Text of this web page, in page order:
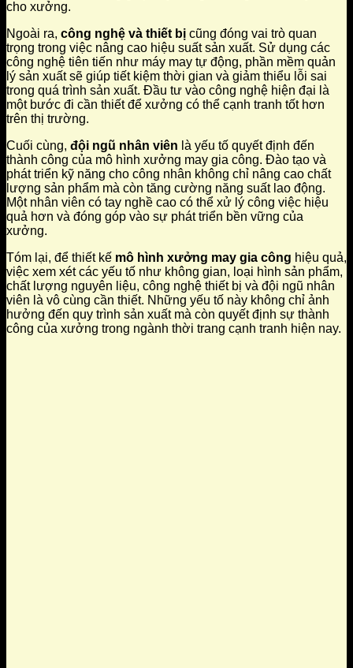
cho xưởng.
Ngoài ra, công nghệ và thiết bị cũng đóng vai trò quan
trọng trong việc nâng cao hiệu suất sản xuất. Sử dụng các
công nghệ tiên tiến như máy may tự động, phần mềm quản
lý sản xuất sẽ giúp tiết kiệm thời gian và giảm thiểu lỗi sai
trong quá trình sản xuất. Đầu tư vào công nghệ hiện đại là
một bước đi cần thiết để xưởng có thể cạnh tranh tốt hơn
trên thị trường.
Cuối cùng, đội ngũ nhân viên là yếu tố quyết định đến
thành công của mô hình xưởng may gia công. Đào tạo và
phát triển kỹ năng cho công nhân không chỉ nâng cao chất
lượng sản phẩm mà còn tăng cường năng suất lao động.
Một nhân viên có tay nghề cao có thể xử lý công việc hiệu
quả hơn và đóng góp vào sự phát triển bền vững của
xưởng.
Tóm lại, để thiết kế mô hình xưởng may gia công hiệu quả,
việc xem xét các yếu tố như không gian, loại hình sản phẩm,
chất lượng nguyên liệu, công nghệ thiết bị và đội ngũ nhân
viên là vô cùng cần thiết. Những yếu tố này không chỉ ảnh
hưởng đến quy trình sản xuất mà còn quyết định sự thành
công của xưởng trong ngành thời trang cạnh tranh hiện nay.